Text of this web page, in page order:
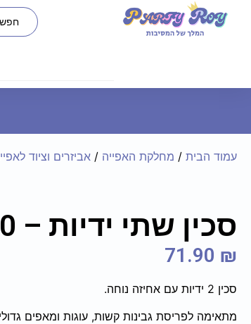
עמוד הבית / מחלקת האפייה / אביזרים וציוד
סכין שתי ידיות – 30 ס"מ
71.90 ₪
סכין 2 ידיות עם אחיזה נוחה.
מתאימה לפריסת גבינות קשות, עוגות ומאפים